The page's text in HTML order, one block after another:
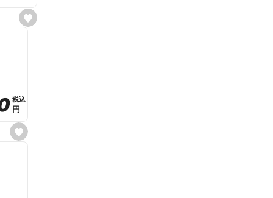
s
e
s
e
税込
税込
円
円